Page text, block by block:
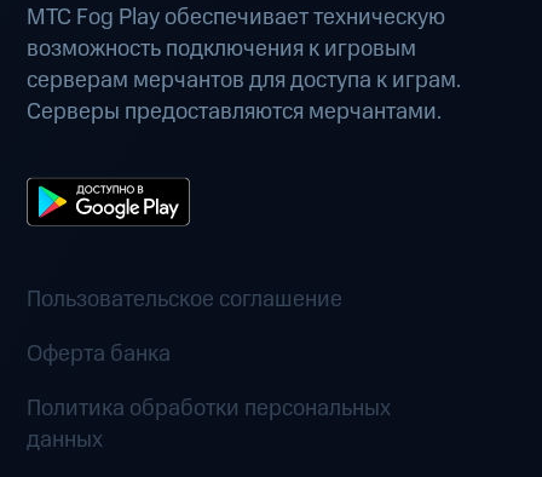
МТС Fog Play обеспечивает техническую
возможность подключения к игровым
серверам мерчантов для доступа к играм.
Серверы предоставляются мерчантами.
Пользовательское соглашение
Оферта банка
Политика обработки персональных
данных